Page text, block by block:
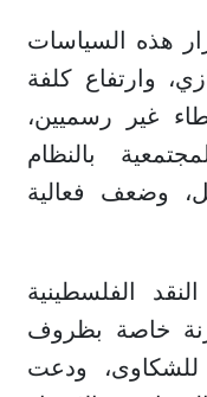
هذه السياسات
وارتفاع كلفة
غير رسميين،
بالنظام
وضعف فعالية
الفلسطينية
خاصة بظروف
للشكاوى، ودعت